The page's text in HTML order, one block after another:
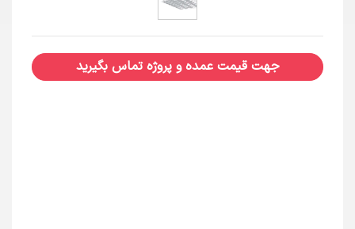
جهت قیمت عمده و پروژه تماس بگیرید